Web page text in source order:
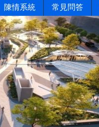
陳情系統 常見問答